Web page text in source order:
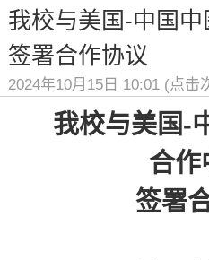
我校与美国-中国
签署合作协议
2024年10月15日 10:01 (点击
我校与美国-
合作
签署